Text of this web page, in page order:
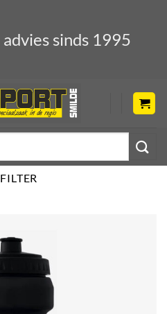
advies sinds 1995
FILTER